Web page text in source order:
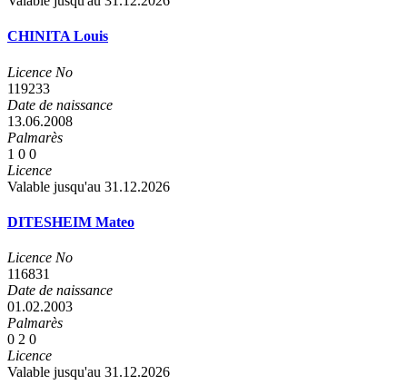
CHINITA Louis
Licence No
119233
Date de naissance
13.06.2008
Palmarès
1 0 0
Licence
Valable jusqu'au 31.12.2026
DITESHEIM Mateo
Licence No
116831
Date de naissance
01.02.2003
Palmarès
0 2 0
Licence
Valable jusqu'au 31.12.2026